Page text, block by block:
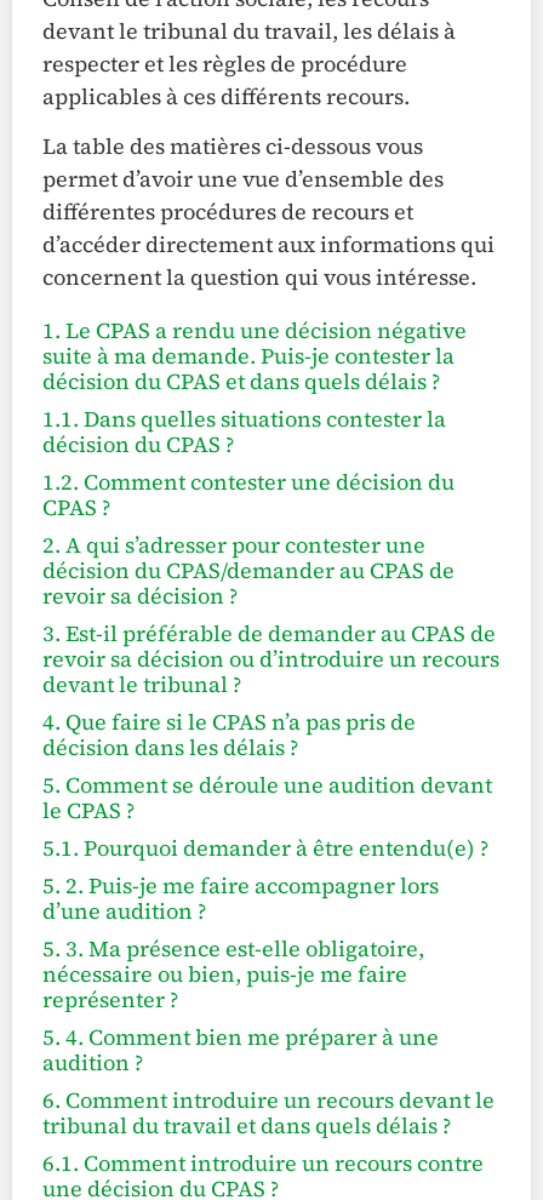
devant le tribunal du travail, les délais à
respecter et les règles de procédure
applicables à ces différents recours.
La table des matières ci-dessous vous
permet d’avoir une vue d’ensemble des
différentes procédures de recours et
d’accéder directement aux informations qui
concernent la question qui vous intéresse.
1. Le CPAS a rendu une décision négative
suite à ma demande. Puis-je contester la
décision du CPAS et dans quels délais ?
1.1. Dans quelles situations contester la
décision du CPAS ?
1.2. Comment contester une décision du
CPAS ?
2. A qui s’adresser pour contester une
décision du CPAS/demander au CPAS de
revoir sa décision ?
3. Est-il préférable de demander au CPAS de
revoir sa décision ou d’introduire un recours
devant le tribunal ?
4. Que faire si le CPAS n’a pas pris de
décision dans les délais ?
5. Comment se déroule une audition devant
le CPAS ?
5.1. Pourquoi demander à être entendu(e) ?
5. 2. Puis-je me faire accompagner lors
d’une audition ?
5. 3. Ma présence est-elle obligatoire,
nécessaire ou bien, puis-je me faire
représenter ?
5. 4. Comment bien me préparer à une
audition ?
6. Comment introduire un recours devant le
tribunal du travail et dans quels délais ?
6.1. Comment introduire un recours contre
une décision du CPAS ?